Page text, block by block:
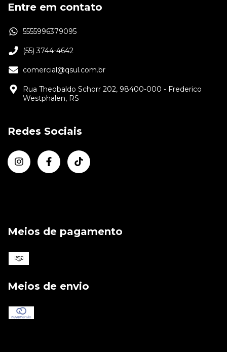
Entre em contato
5555996379095
(55) 3744-4642
comercial@qsul.com.br
Rua Theobaldo Schorr 202, 98400-000 - Frederico
Westphalen, RS
Redes Sociais
Meios de pagamento
Meios de envio